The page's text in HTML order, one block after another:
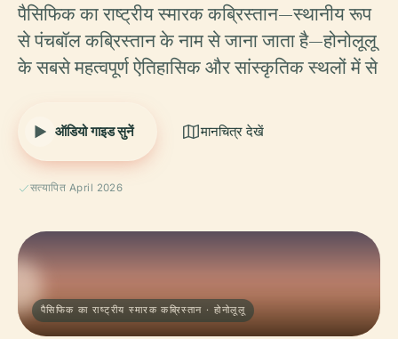
पैसिफिक का राष्ट्रीय स्मारक कब्रिस्तान—स्थानीय रूप
से पंचबॉल कब्रिस्तान के नाम से जाना जाता है—होनोलूलू
के सबसे महत्वपूर्ण ऐतिहासिक और सांस्कृतिक स्थलों में से
ऑडियो गाइड सुनें मानचित्र देखें
सत्यापित April 2026
पैसिफिक का राष्ट्रीय स्मारक कब्रिस्तान · होनोलूलू